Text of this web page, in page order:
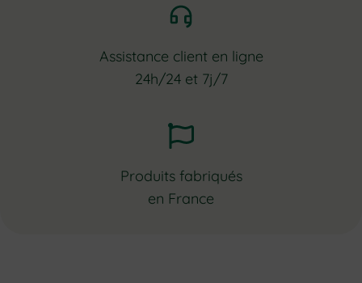
Assistance client en ligne
24h/24 et 7j/7
Produits fabriqués
en France